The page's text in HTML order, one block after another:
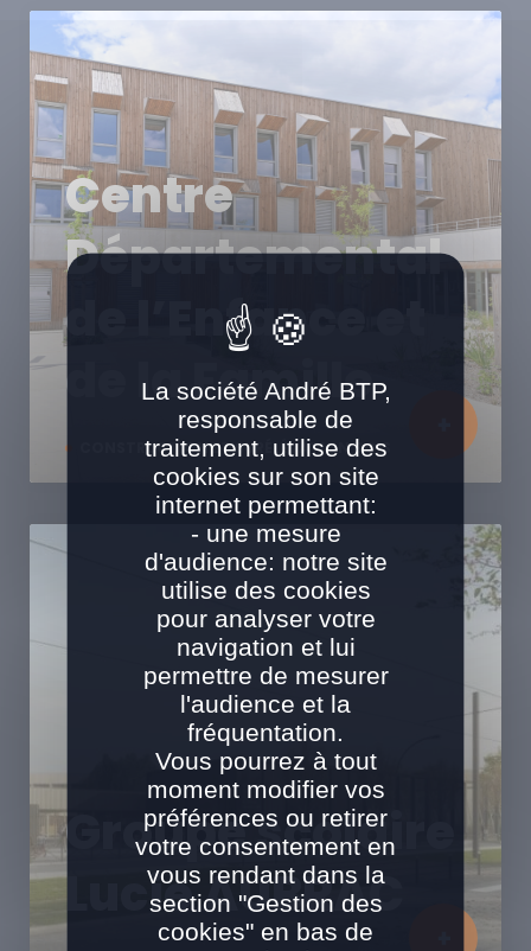
CONSTRUCTION ET SURÉLÉVATION BOIS
Centre
Départemental
de l’Enfance et
de la Famille
Groupe scolaire
Lucie AUBRAC
La société André BTP,
responsable de
traitement, utilise des
cookies sur son site
internet permettant:
- une mesure
d'audience: notre site
utilise des cookies
pour analyser votre
navigation et lui
permettre de mesurer
l'audience et la
fréquentation.
Vous pourrez à tout
moment modifier vos
préférences ou retirer
votre consentement en
vous rendant dans la
section "Gestion des
cookies" en bas de